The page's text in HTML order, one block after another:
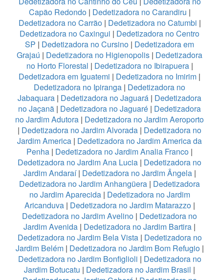
Capão Redondo| Dedetizadora no Carandiru |
Dedetizadora no Carrão| Dedetizadora no Catumbi |
Dedetizadora no Caxingui | Dedetizadora no Centro
SP | Dedetizadora no Cursino | Dedetizadora em
Grajaú | Dedetizadora no Higienopolis | Dedetizadora
no Horto Florestal | Dedetizadora no Ibirapuera|
Dedetizadora em Iguatemi | Dedetizadora no Imirim |
Dedetizadora no Ipiranga | Dedetizadora no
Jabaquara | Dedetizadora no Jaguará | Dedetizadora
no Jaçanã | Dedetizadora no Jaguaré | Dedetizadora
no Jardim Adutora | Dedetizadora no Jardim Aeroporto
| Dedetizadora no Jardim Alvorada | Dedetizadora no
Jardim America | Dedetizadora no Jardim America da
Penha | Dedetizadora no Jardim Analia Franco |
Dedetizadora no Jardim Ana Lucia | Dedetizadora no
Jardim Andaraí| Dedetizadora no Jardim Ângela|
Dedetizadora no Jardim Anhangüera | Dedetizadora
no Jardim Aparecida| Dedetizadora no Jardim
Aricanduva| Dedetizadora no Jardim Matarazzo|
Dedetizadora no Jardim Avelino | Dedetizadora no
Jardim Avenida | Dedetizadora no Jardim Bartira |
Dedetizadora no Jardim Bela Vista| Dedetizadora no
Jardim Belém| Dedetizadora no Jardim Bom Refugio|
Dedetizadora no Jardim Bonfiglioli | Dedetizadora no
Jardim Botucatu | Dedetizadora no Jardim Brasil |